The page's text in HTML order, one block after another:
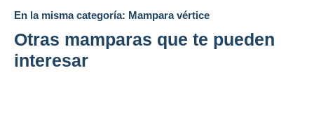
En la misma categoría: Mampara vértice
Otras mamparas que te pueden
interesar